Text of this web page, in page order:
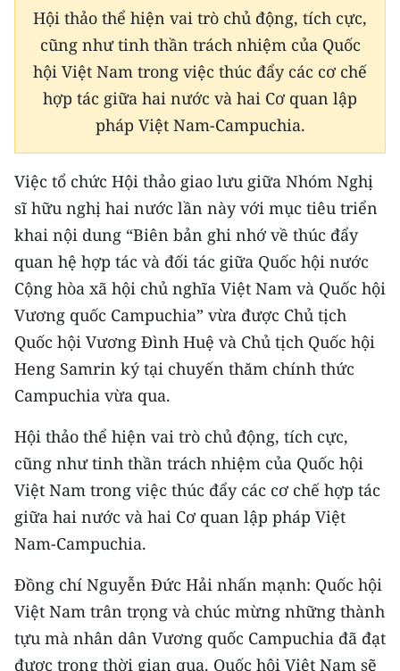
VỀ BÁO NHÂN DÂN
THỜI NAY
NHÂN DÂN CUỐI TUẦN
NHÂN DÂN HẰNG THÁNG
MUA BÁO
ĐỌC BÁO IN
ENGLISH
中文
FRANÇAIS
РУССКИЙ
ESPAÑOL
한국어
Hội thảo thể hiện vai trò chủ động, tích cực,
cũng như tinh thần trách nhiệm của Quốc
hội Việt Nam trong việc thúc đẩy các cơ chế
hợp tác giữa hai nước và hai Cơ quan lập
pháp Việt Nam-Campuchia.
Việc tổ chức Hội thảo giao lưu giữa Nhóm Nghị
sĩ hữu nghị hai nước lần này với mục tiêu triển
khai nội dung “Biên bản ghi nhớ về thúc đẩy
quan hệ hợp tác và đối tác giữa Quốc hội nước
Cộng hòa xã hội chủ nghĩa Việt Nam và Quốc hội
Vương quốc Campuchia” vừa được Chủ tịch
Quốc hội Vương Đình Huệ và Chủ tịch Quốc hội
Heng Samrin ký tại chuyến thăm chính thức
Campuchia vừa qua.
Hội thảo thể hiện vai trò chủ động, tích cực,
cũng như tinh thần trách nhiệm của Quốc hội
Việt Nam trong việc thúc đẩy các cơ chế hợp tác
giữa hai nước và hai Cơ quan lập pháp Việt
Nam-Campuchia.
Đồng chí Nguyễn Đức Hải nhấn mạnh: Quốc hội
Việt Nam trân trọng và chúc mừng những thành
tựu mà nhân dân Vương quốc Campuchia đã đạt
được trong thời gian qua. Quốc hội Việt Nam sẽ